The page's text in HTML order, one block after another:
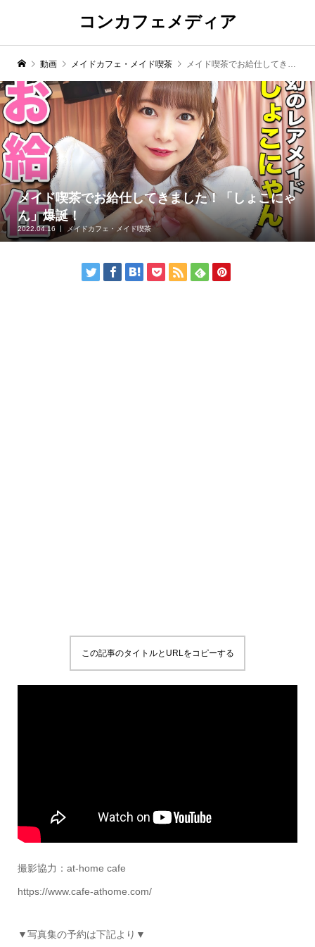
コンカフェメディア
動画 メイドカフェ・メイド喫茶 メイド喫茶でお給仕してきました！「しょこにゃん」爆誕！
メイド喫茶でお給仕してきました！「しょこにゃ
ん」爆誕！
2022.04.16 メイドカフェ・メイド喫茶
この記事のタイトルとURLをコピーする
撮影協力：at-home cafe
https://www.cafe-athome.com/
▼写真集の予約は下記より▼